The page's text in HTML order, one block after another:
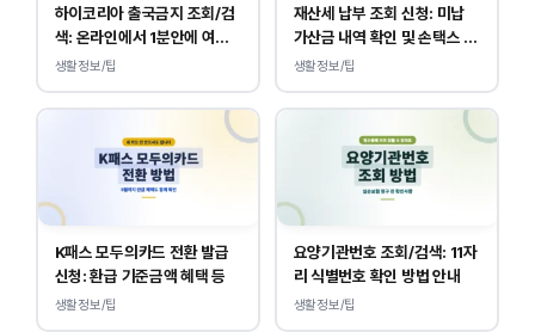
하이코리아 출국금지 조회/검
색: 온라인에서 1분안에 여부
확인 하는 방법
생활정보/팁
재산세 납부 조회 신청: 미납
가산금 내역 확인 및 손택스 이
택스 경로 안내
생활정보/팁
K패스 모두의카드 전환 발급
신청: 환급 기준금액 혜택 등
생활정보/팁
요양기관번호 조회/검색: 11자
리 식별번호 확인 방법 안내
생활정보/팁